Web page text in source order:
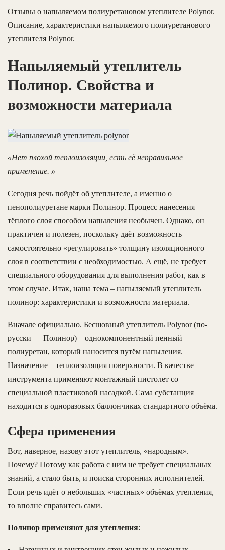
Отзывы о напыляемом полиуретановом утеплителе Polynor.
Описание, характеристики напыляемого полиуретанового
утеплителя Polynor.
Напыляемый утеплитель
Полинор. Свойства и
возможности материала
«Нет плохой теплоизоляции, есть её неправильное
применение. »
Сегодня речь пойдёт об утеплителе, а именно о
пенополиуретане марки Полинор. Процесс нанесения
тёплого слоя способом напыления необычен. Однако, он
практичен и полезен, поскольку даёт возможность
самостоятельно «регулировать» толщину изоляционного
слоя в соответствии с необходимостью. А ещё, не требует
специального оборудования для выполнения работ, как в
этом случае. Итак, наша тема – напыляемый утеплитель
полинор: характеристики и возможности материала.
Вначале официально. Бесшовный утеплитель Рolynor (по-
русски — Полинор) – однокомпонентный пенный
полиуретан, который наносится путём напыления.
Назначение – теплоизоляция поверхности. В качестве
инструмента применяют монтажный пистолет со
специальной пластиковой насадкой. Сама субстанция
находится в одноразовых баллончиках стандартного объёма.
Сфера применения
Вот, наверное, назову этот утеплитель, «народным».
Почему? Потому как работа с ним не требует специальных
знаний, а стало быть, и поиска сторонних исполнителей.
Если речь идёт о небольших «частных» объёмах утепления,
то вполне справитесь сами.
Полинор применяют для утепления: